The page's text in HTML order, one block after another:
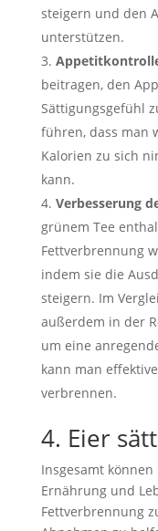
steigern und den
unterstützen.
beitragen, den
Sättigungsgefühl
führen, dass man
Kalorien zu sich
kann.
Verbesserung
grünem Tee
Fettverbrennung
indem sie die
steigern. Im
außerdem in der
um eine
kann man
verbrennen.
4. Eier
Insgesamt
Ernährung und
Fettverbrennung